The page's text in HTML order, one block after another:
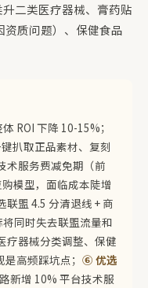
二类医疗器械、膏药贴
资质问题）、保健食品
ROI 下降 10-15%；
扒取正品素材、复刻
服务费减免期（前
模型，面临成本陡增
盟 4.5 分清退线 + 商
同时失去联盟流量和
器械分类调整、保健
高频踩坑点； ⑥ 优选
新增 10% 平台技术服